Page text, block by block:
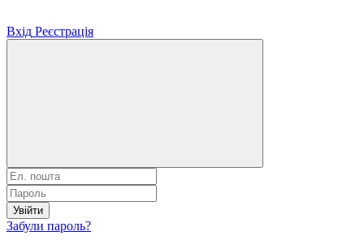
Вхід Реєстрація
Увійти
Забули пароль?